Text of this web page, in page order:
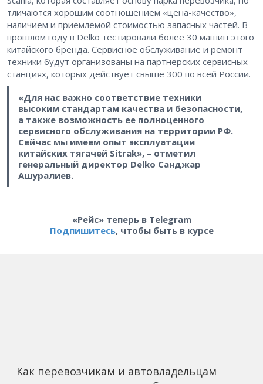
тличаются хорошим соотношением «цена-качество»,
наличием и приемлемой стоимостью запасных частей. В
прошлом году в Delko тестировали более 30 машин этого
китайского бренда. Сервисное обслуживание и ремонт
техники будут организованы на партнерских сервисных
станциях, которых действует свыше 300 по всей России.
«Для нас важно соответствие техники
высоким стандартам качества и безопасности,
а также возможность ее полноценного
сервисного обслуживания на территории РФ.
Сейчас мы имеем опыт эксплуатации
китайских тягачей Sitrak», – отметил
генеральный директор Delko Санджар
Ашуралиев.
«Рейс» теперь в Telegram
Подпишитесь, чтобы быть в курсе
Как перевозчикам и автовладельцам